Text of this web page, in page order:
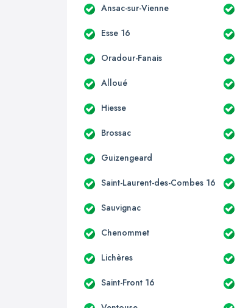
Ansac-sur-Vienne
Esse 16
Oradour-Fanais
Alloué
Hiesse
Brossac
Guizengeard
Saint-Laurent-des-Combes 16
Sauvignac
Chenommet
Lichères
Saint-Front 16